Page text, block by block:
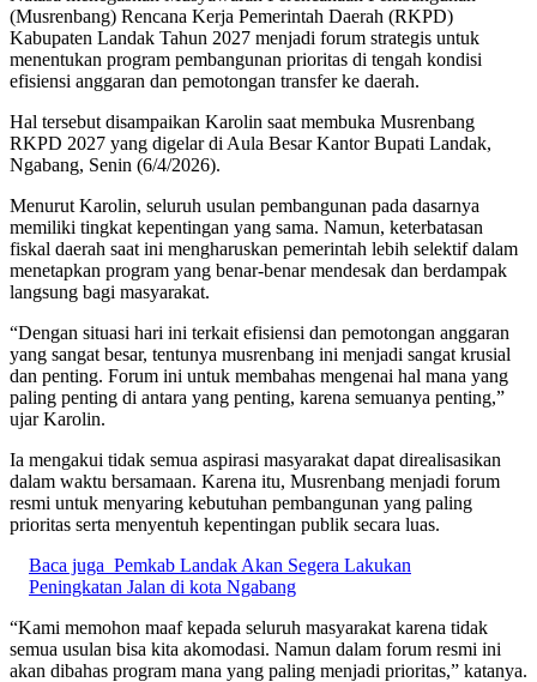
(Musrenbang) Rencana Kerja Pemerintah Daerah (RKPD)
Kabupaten Landak Tahun 2027 menjadi forum strategis untuk
menentukan program pembangunan prioritas di tengah kondisi
efisiensi anggaran dan pemotongan transfer ke daerah.
Hal tersebut disampaikan Karolin saat membuka Musrenbang
RKPD 2027 yang digelar di Aula Besar Kantor Bupati Landak,
Ngabang, Senin (6/4/2026).
Menurut Karolin, seluruh usulan pembangunan pada dasarnya
memiliki tingkat kepentingan yang sama. Namun, keterbatasan
fiskal daerah saat ini mengharuskan pemerintah lebih selektif dalam
menetapkan program yang benar-benar mendesak dan berdampak
langsung bagi masyarakat.
“Dengan situasi hari ini terkait efisiensi dan pemotongan anggaran
yang sangat besar, tentunya musrenbang ini menjadi sangat krusial
dan penting. Forum ini untuk membahas mengenai hal mana yang
paling penting di antara yang penting, karena semuanya penting,”
ujar Karolin.
Ia mengakui tidak semua aspirasi masyarakat dapat direalisasikan
dalam waktu bersamaan. Karena itu, Musrenbang menjadi forum
resmi untuk menyaring kebutuhan pembangunan yang paling
prioritas serta menyentuh kepentingan publik secara luas.
Baca juga Pemkab Landak Akan Segera Lakukan
Peningkatan Jalan di kota Ngabang
“Kami memohon maaf kepada seluruh masyarakat karena tidak
semua usulan bisa kita akomodasi. Namun dalam forum resmi ini
akan dibahas program mana yang paling menjadi prioritas,” katanya.